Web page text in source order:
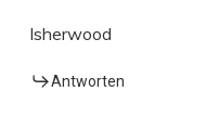
Isherwood
Antworten